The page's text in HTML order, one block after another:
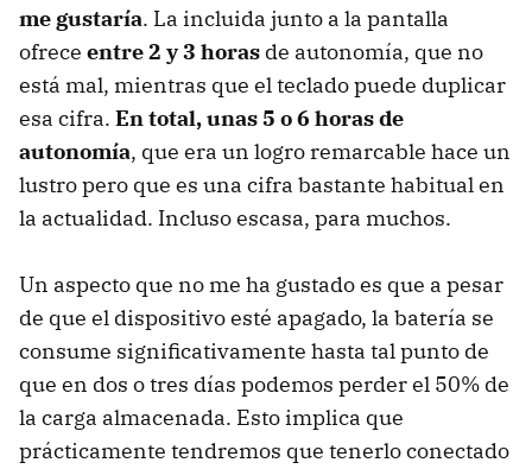
me gustaría. La incluida junto a la pantalla
ofrece entre 2 y 3 horas de autonomía, que no
está mal, mientras que el teclado puede duplicar
esa cifra. En total, unas 5 o 6 horas de
autonomía, que era un logro remarcable hace un
lustro pero que es una cifra bastante habitual en
la actualidad. Incluso escasa, para muchos.
Un aspecto que no me ha gustado es que a pesar
de que el dispositivo esté apagado, la batería se
consume significativamente hasta tal punto de
que en dos o tres días podemos perder el 50% de
la carga almacenada. Esto implica que
prácticamente tendremos que tenerlo conectado